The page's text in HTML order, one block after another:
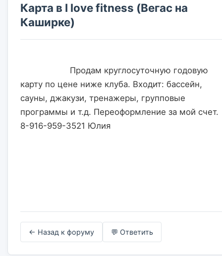
Карта в I love fitness (Вегас на
Каширке)
карту по цене ниже клуба. Входит: бассейн,
сауны, джакузи, тренажеры, групповые
программы и т.д. Переоформление за мой счет.
8-916-959-3521 Юлия
← Назад к форуму 💬 Ответить